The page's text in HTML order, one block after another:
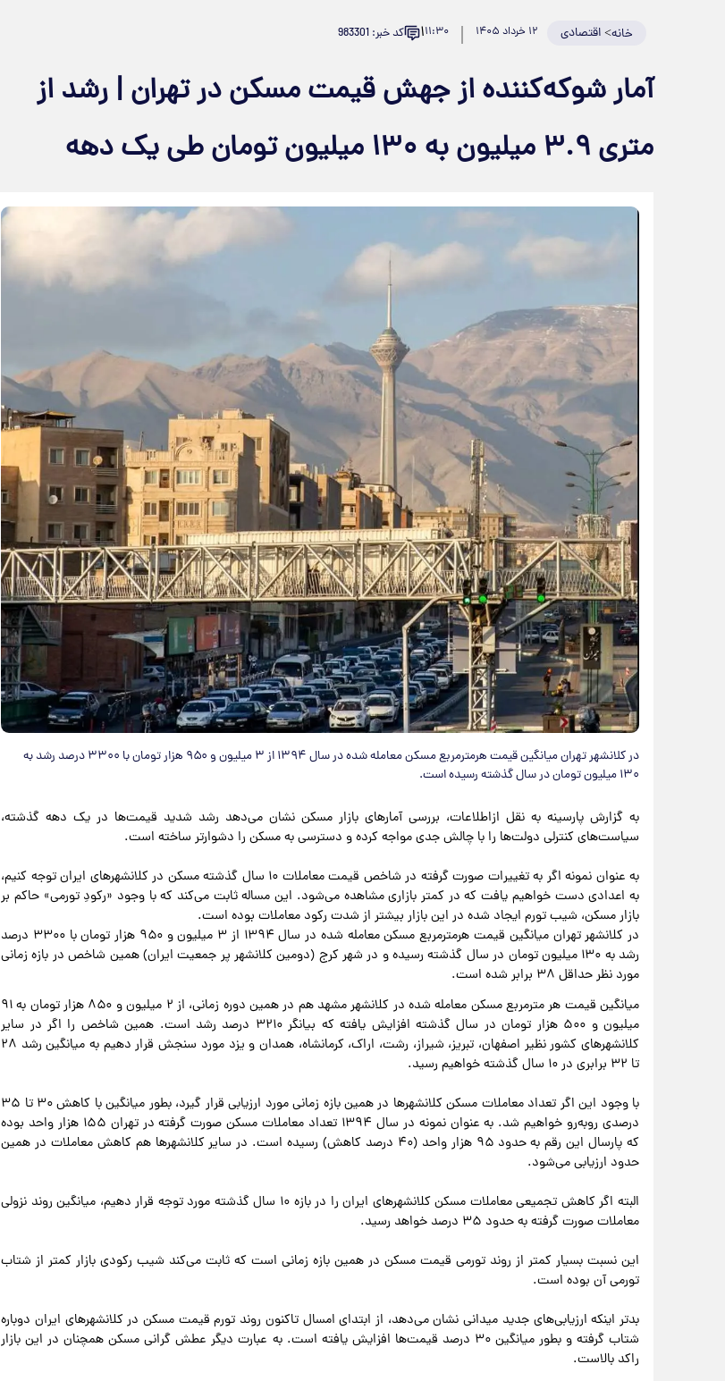
خانه>اقتصادی ۱۲ خرداد ۱۴۰۵ ۱۱:۳۰۱ کد خبر: 983301
آمار شوکه‌کننده از جهش قیمت مسکن در تهران | رشد از
متری ۳.۹ میلیون به ۱۳۰ میلیون تومان طی یک دهه
در کلانشهر تهران میانگین قیمت هرمترمربع مسکن معامله شده در سال ۱۳۹۴ از ۳ میلیون و ۹۵۰ هزار تومان با ۳۳۰۰ درصد رشد به
۱۳۰ میلیون تومان در سال گذشته رسیده است.
به گزارش پارسینه به نقل ازاطلاعات، بررسی آمارهای بازار مسکن نشان می‌دهد رشد شدید قیمت‌ها در یک دهه گذشته،
سیاست‌های کنترلی دولت‌ها را با چالش جدی مواجه کرده و دسترسی به مسکن را دشوارتر ساخته است.
به عنوان نمونه اگر به تغییرات صورت گرفته در شاخص قیمت معاملات ۱۰ سال گذشته مسکن در کلانشهرهای ایران توجه کنیم،
به اعدادی دست خواهیم یافت که در کمتر بازاری مشاهده می‌شود. این مساله ثابت می‌کند که با وجود «رکودِ تورمی» حاکم بر
بازار مسکن، شیب تورم ایجاد شده در این بازار بیشتر از شدت رکود معاملات بوده است.
در کلانشهر تهران میانگین قیمت هرمترمربع مسکن معامله شده در سال ۱۳۹۴ از ۳ میلیون و ۹۵۰ هزار تومان با ۳۳۰۰ درصد
رشد به ۱۳۰ میلیون تومان در سال گذشته رسیده و در شهر کرج (دومین کلانشهر پر جمعیت ایران) همین شاخص در بازه زمانی
مورد نظر حداقل ۳۸ برابر شده است.
میانگین قیمت هر مترمربع مسکن معامله شده در کلانشهر مشهد هم در همین دوره زمانی، از ۲ میلیون و ۸۵۰ هزار تومان به ۹۱
میلیون و ۵۰۰ هزار تومان در سال گذشته افزایش یافته که بیانگر ۳۲۱۰ درصد رشد است. همین شاخص را اگر در سایر
کلانشهرهای کشور نظیر اصفهان، تبریز، شیراز، رشت، اراک، کرمانشاه، همدان و یزد مورد سنجش قرار دهیم به میانگین رشد ۲۸
تا ۳۲ برابری در ۱۰ سال گذشته خواهیم رسید.
با وجود این اگر تعداد معاملات مسکن کلانشهرها در همین بازه زمانی مورد ارزیابی قرار گیرد، بطور میانگین با کاهش ۳۰ تا ۳۵
درصدی روبه‌رو خواهیم شد. به عنوان نمونه در سال ۱۳۹۴ تعداد معاملات مسکن صورت گرفته در تهران ۱۵۵ هزار واحد بوده
که پارسال این رقم به حدود ۹۵ هزار واحد (۴۰ درصد کاهش) رسیده است. در سایر کلانشهرها هم کاهش معاملات در همین
حدود ارزیابی می‌شود.
البته اگر کاهش تجمیعی معاملات مسکن کلانشهرهای ایران را در بازه ۱۰ سال گذشته مورد توجه قرار دهیم، میانگین روند نزولی
معاملات صورت گرفته به حدود ۳۵ درصد خواهد رسید.
این نسبت بسیار کمتر از روند تورمی قیمت مسکن در همین بازه زمانی است که ثابت می‌کند شیب رکودی بازار کمتر از شتاب
تورمی آن بوده است.
بدتر اینکه ارزیابی‌های جدید میدانی نشان می‌دهد، از ابتدای امسال تاکنون روند تورم قیمت مسکن در کلانشهرهای ایران دوباره
شتاب گرفته و بطور میانگین ۳۰ درصد قیمت‌ها افزایش یافته است. به عبارت دیگر عطش گرانی مسکن همچنان در این بازار
راکد بالاست.